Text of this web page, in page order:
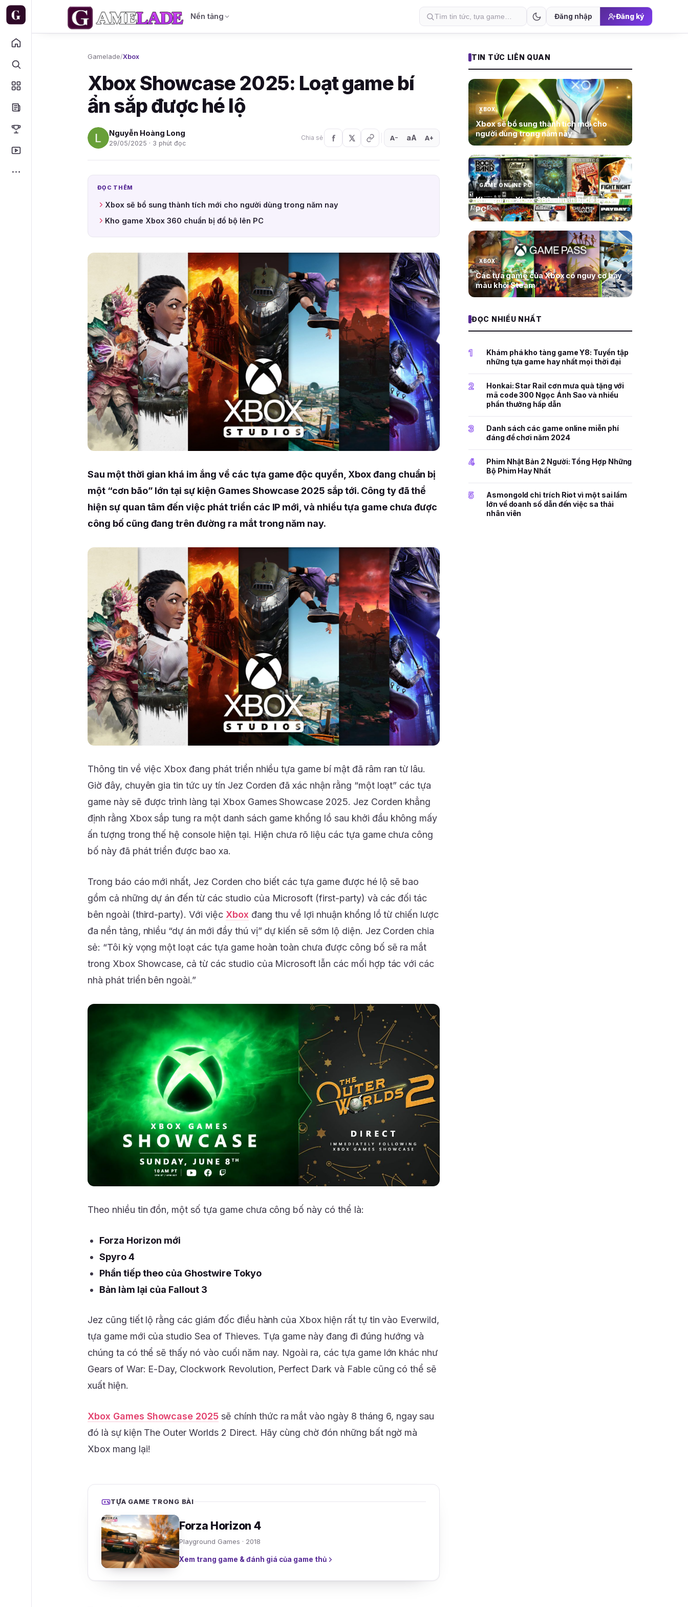
Nền tảng Đăng nhập Đăng ký
Gamelade/Xbox
Xbox Showcase 2025: Loạt game bí
ẩn sắp được hé lộ
Nguyễn Hoàng Long
29/05/2025 · 3 phút đọc
Chia sẻ A− aA A+
ĐỌC THÊM
Xbox sẽ bổ sung thành tích mới cho người dùng trong năm nay
Kho game Xbox 360 chuẩn bị đổ bộ lên PC
Sau một thời gian khá im ắng về các tựa game độc quyền, Xbox đang chuẩn bị
một “cơn bão” lớn tại sự kiện Games Showcase 2025 sắp tới. Công ty đã thể
hiện sự quan tâm đến việc phát triển các IP mới, và nhiều tựa game chưa được
công bố cũng đang trên đường ra mắt trong năm nay.
Thông tin về việc Xbox đang phát triển nhiều tựa game bí mật đã râm ran từ lâu.
Giờ đây, chuyên gia tin tức uy tín Jez Corden đã xác nhận rằng “một loạt” các tựa
game này sẽ được trình làng tại Xbox Games Showcase 2025. Jez Corden khẳng
định rằng Xbox sắp tung ra một danh sách game khổng lồ sau khởi đầu không mấy
ấn tượng trong thế hệ console hiện tại. Hiện chưa rõ liệu các tựa game chưa công
bố này đã phát triển được bao xa.
Trong báo cáo mới nhất, Jez Corden cho biết các tựa game được hé lộ sẽ bao
gồm cả những dự án đến từ các studio của Microsoft (first-party) và các đối tác
bên ngoài (third-party). Với việc Xbox đang thu về lợi nhuận khổng lồ từ chiến lược
đa nền tảng, nhiều “dự án mới đầy thú vị” dự kiến sẽ sớm lộ diện. Jez Corden chia
sẻ: “Tôi kỳ vọng một loạt các tựa game hoàn toàn chưa được công bố sẽ ra mắt
trong Xbox Showcase, cả từ các studio của Microsoft lẫn các mối hợp tác với các
nhà phát triển bên ngoài.”
Theo nhiều tin đồn, một số tựa game chưa công bố này có thể là:
Forza Horizon mới
Spyro 4
Phần tiếp theo của Ghostwire Tokyo
Bản làm lại của Fallout 3
Jez cũng tiết lộ rằng các giám đốc điều hành của Xbox hiện rất tự tin vào Everwild,
tựa game mới của studio Sea of Thieves. Tựa game này đang đi đúng hướng và
chúng ta có thể sẽ thấy nó vào cuối năm nay. Ngoài ra, các tựa game lớn khác như
Gears of War: E-Day, Clockwork Revolution, Perfect Dark và Fable cũng có thể sẽ
xuất hiện.
Xbox Games Showcase 2025 sẽ chính thức ra mắt vào ngày 8 tháng 6, ngay sau
đó là sự kiện The Outer Worlds 2 Direct. Hãy cùng chờ đón những bất ngờ mà
Xbox mang lại!
TỰA GAME TRONG BÀI
Forza Horizon 4
Playground Games · 2018
Xem trang game & đánh giá của game thủ
TIN TỨC LIÊN QUAN
XBOX
Xbox sẽ bổ sung thành tích mới cho
người dùng trong năm nay
GAME ONLINE PC
Kho game Xbox 360 chuẩn bị đổ bộ lên
PC
XBOX
Các tựa game của Xbox có nguy cơ bay
màu khỏi Steam
ĐỌC NHIỀU NHẤT
1
Khám phá kho tàng game Y8: Tuyển tập
những tựa game hay nhất mọi thời đại
2
Honkai: Star Rail cơn mưa quà tặng với
mã code 300 Ngọc Ánh Sao và nhiều
phần thưởng hấp dẫn
3
Danh sách các game online miễn phí
đáng để chơi năm 2024
4
Phim Nhật Bản 2 Người: Tổng Hợp Những
Bộ Phim Hay Nhất
5
Asmongold chỉ trích Riot vì một sai lầm
lớn về doanh số dẫn đến việc sa thải
nhân viên